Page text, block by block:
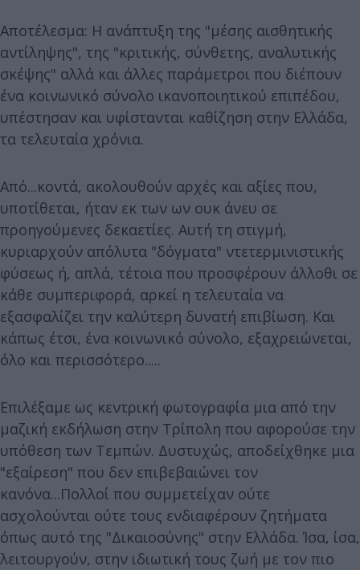
Αποτέλεσμα: Η ανάπτυξη της "μέσης αισθητικής
αντίληψης", της "κριτικής, σύνθετης, αναλυτικής
σκέψης" αλλά και άλλες παράμετροι που διέπουν
ένα κοινωνικό σύνολο ικανοποιητικού επιπέδου,
υπέστησαν και υφίστανται καθίζηση στην Ελλάδα,
τα τελευταία χρόνια.
Από...κοντά, ακολουθούν αρχές και αξίες που,
υποτίθεται, ήταν εκ των ων ουκ άνευ σε
προηγούμενες δεκαετίες. Αυτή τη στιγμή,
κυριαρχούν απόλυτα "δόγματα" ντετερμινιστικής
φύσεως ή, απλά, τέτοια που προσφέρουν άλλοθι σε
κάθε συμπεριφορά, αρκεί η τελευταία να
εξασφαλίζει την καλύτερη δυνατή επιβίωση. Και
κάπως έτσι, ένα κοινωνικό σύνολο, εξαχρειώνεται,
όλο και περισσότερο.....
Επιλέξαμε ως κεντρική φωτογραφία μια από την
μαζική εκδήλωση στην Τρίπολη που αφορούσε την
υπόθεση των Τεμπών. Δυστυχώς, αποδείχθηκε μια
"εξαίρεση" που δεν επιβεβαιώνει τον
κανόνα...Πολλοί που συμμετείχαν ούτε
ασχολούνται ούτε τους ενδιαφέρουν ζητήματα
όπως αυτό της "Δικαιοσύνης" στην Ελλάδα. Ίσα, ίσα,
λειτουργούν, στην ιδιωτική τους ζωή με τον πιο